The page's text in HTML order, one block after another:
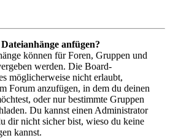
anfügen?
können für Foren, Gruppen und
werden. Die Board-
möglicherweise nicht erlaubt,
Forum anzufügen, in dem du deinen
oder nur bestimmte Gruppen
Du kannst einen Administrator
dir nicht sicher bist, wieso du keine
kannst.